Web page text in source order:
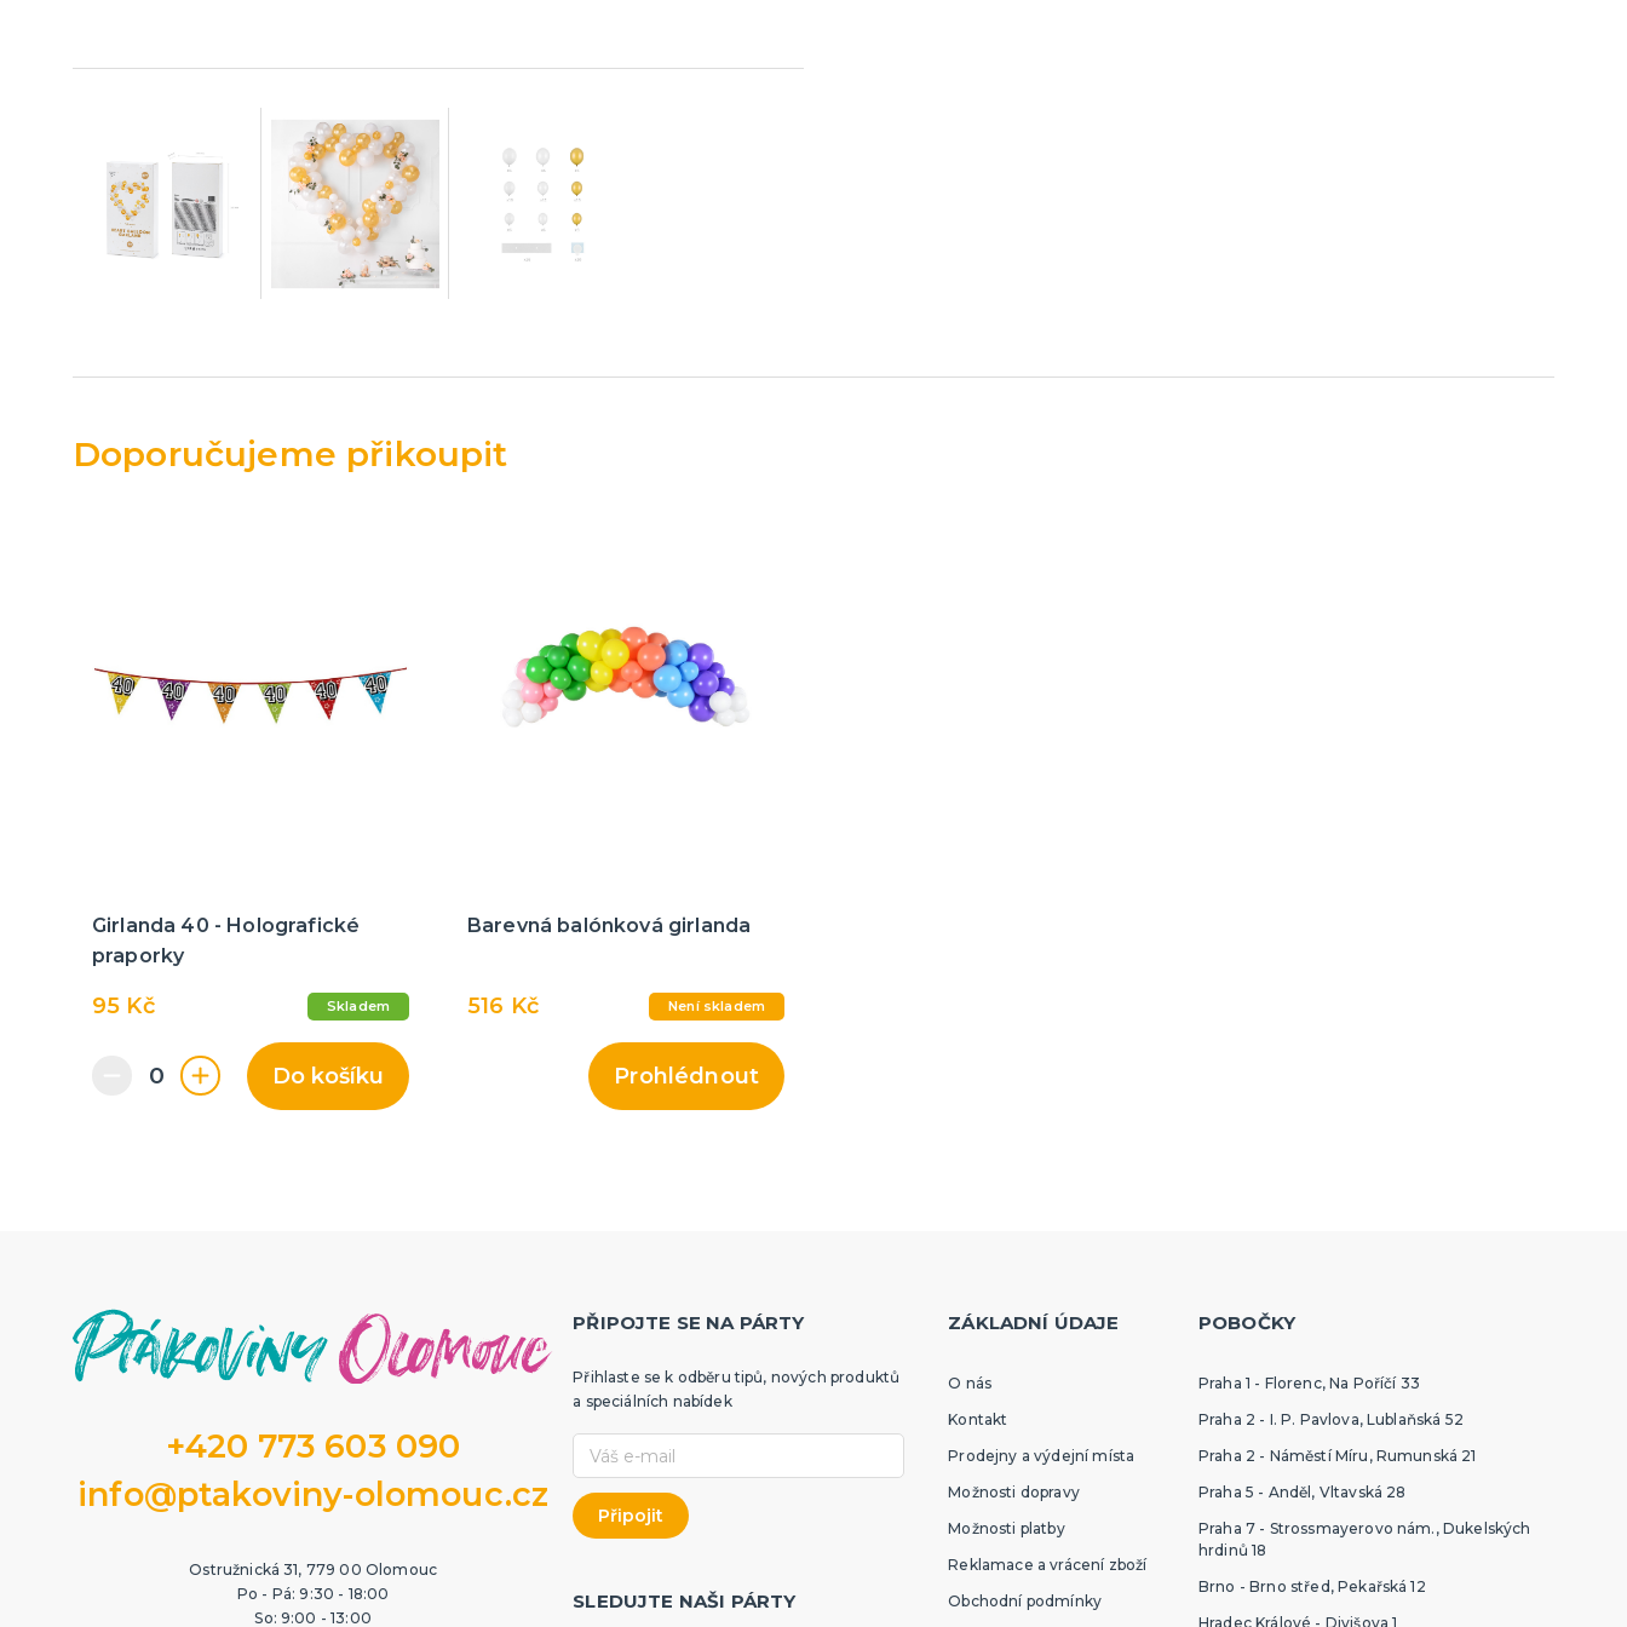
Doporučujeme přikoupit
Girlanda 40 - Holografické
praporky
95 Kč Skladem
Do košíku
Barevná balónková girlanda
516 Kč Není skladem
Prohlédnout
+420 773 603 090
info@ptakoviny-olomouc.cz
Ostružnická 31, 779 00 Olomouc
Po - Pá: 9:30 - 18:00
So: 9:00 - 13:00
PŘIPOJTE SE NA PÁRTY
Přihlaste se k odběru tipů, nových produktů
a speciálních nabídek
SLEDUJTE NAŠI PÁRTY
ZÁKLADNÍ ÚDAJE
O nás
Kontakt
Prodejny a výdejní místa
Možnosti dopravy
Možnosti platby
Reklamace a vrácení zboží
Obchodní podmínky
POBOČKY
Praha 1 - Florenc, Na Poříčí 33
Praha 2 - I. P. Pavlova, Lublaňská 52
Praha 2 - Náměstí Míru, Rumunská 21
Praha 5 - Anděl, Vltavská 28
Praha 7 - Strossmayerovo nám., Dukelských
hrdinů 18
Brno - Brno střed, Pekařská 12
Hradec Králové - Divišova 1